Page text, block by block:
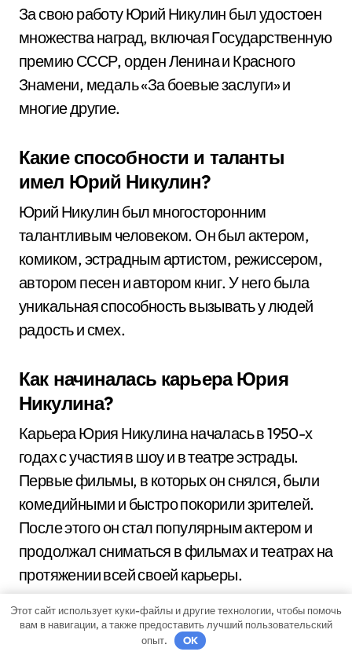
За свою работу Юрий Никулин был удостоен
множества наград, включая Государственную
премию СССР, орден Ленина и Красного
Знамени, медаль «За боевые заслуги» и
многие другие.
Какие способности и таланты
имел Юрий Никулин?
Юрий Никулин был многосторонним
талантливым человеком. Он был актером,
комиком, эстрадным артистом, режиссером,
автором песен и автором книг. У него была
уникальная способность вызывать у людей
радость и смех.
Как начиналась карьера Юрия
Никулина?
Карьера Юрия Никулина началась в 1950-х
годах с участия в шоу и в театре эстрады.
Первые фильмы, в которых он снялся, были
комедийными и быстро покорили зрителей.
После этого он стал популярным актером и
продолжал сниматься в фильмах и театрах на
протяжении всей своей карьеры.
Какие еще достижения есть у
Юрия Никулина помимо актерской
Этот сайт использует куки-файлы и другие технологии, чтобы помочь
вам в навигации, а также предоставить лучший пользовательский
опыт.
OK